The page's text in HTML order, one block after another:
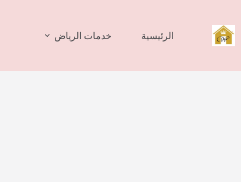
المحتوى
الرئيسية خدمات الرياض